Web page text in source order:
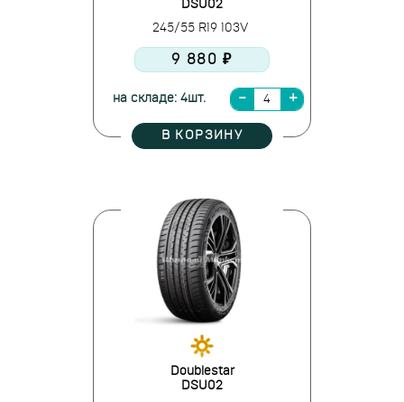
DSU02
245/55 R19 103V
9 880 ₽
на складе: 4шт.
В КОРЗИНУ
Doublestar
DSU02